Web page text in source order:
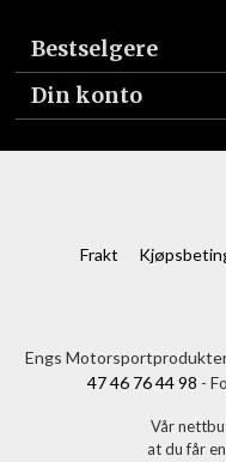
Bestselgere
Din konto
Frakt
Engs
47 46 76 44 98 -
Vår
at du får